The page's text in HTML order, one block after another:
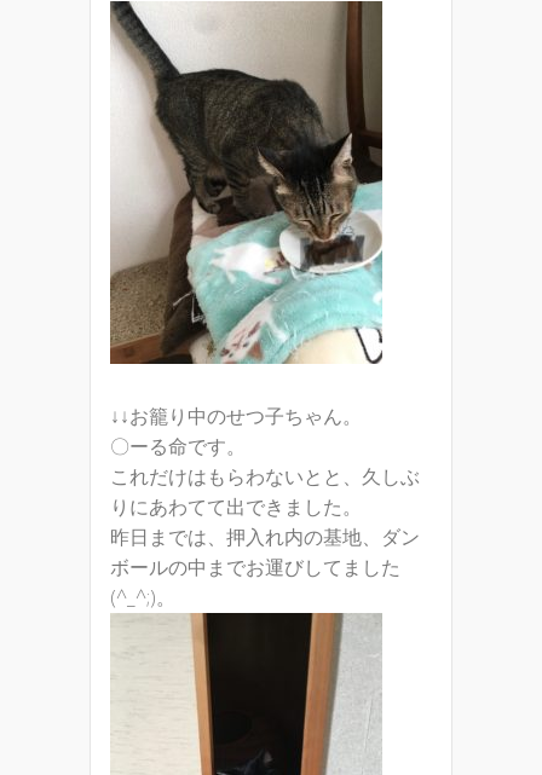
↓↓お籠り中のせつ子ちゃん。
〇ーる命です。
これだけはもらわないとと、久しぶ
りにあわてて出できました。
昨日までは、押入れ内の基地、ダン
ボールの中までお運びしてました
(^_^;)。